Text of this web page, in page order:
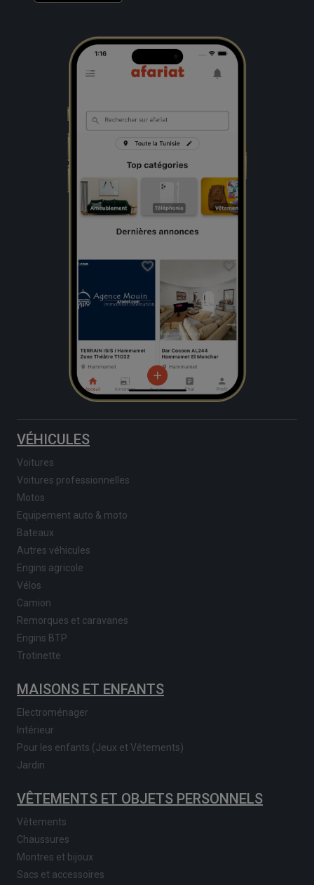
VÉHICULES
Voitures
Voitures professionnelles
Motos
Equipement auto & moto
Bateaux
Autres véhicules
Engins agricole
Vélos
Camion
Remorques et caravanes
Engins BTP
Trotinette
MAISONS ET ENFANTS
Electroménager
Intérieur
Pour les enfants (Jeux et Vêtements)
Jardin
VÊTEMENTS ET OBJETS PERSONNELS
Vêtements
Chaussures
Montres et bijoux
Sacs et accessoires